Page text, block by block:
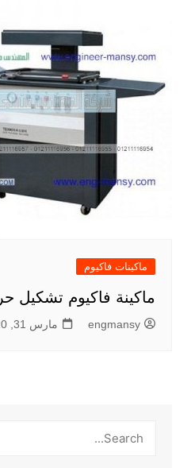
ماكينات فاكيوم
ماكينة فاكيوم تشكيل
engmansy مارس 31, 2020